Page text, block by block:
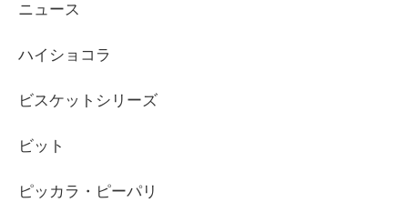
ニュース
ハイショコラ
ビスケットシリーズ
ビット
ピッカラ・ピーパリ